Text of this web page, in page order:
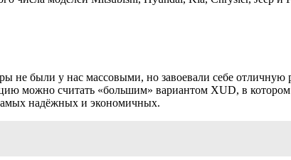
были у нас массовыми, но завоевали себе отличную
можно считать «большим» вариантом XUD, в
надёжных и экономичных.